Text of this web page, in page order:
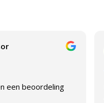
een beoordeling